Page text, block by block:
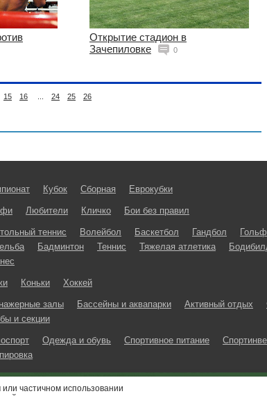
Открытие стадион в
Зачепиловке
0
15 16 24 25 26
Кубок Сборная Еврокубки
Любители Кличко Бои без правил
теннис Волейбол Баскетбол Гандбол Гольф
Бадминтон Теннис Тяжелая атлетика
Коньки Хоккей
залы Бассейны и аквапарки Активный отдых
и секции
Одежда и обувь Спортивное питание
частичном использовании